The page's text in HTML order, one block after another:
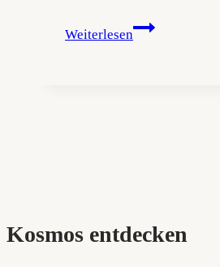
Weiterlesen
Das
Kosmos entdecken